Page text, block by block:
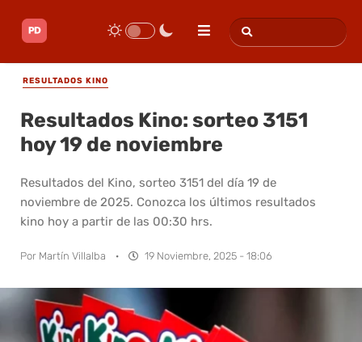
RESULTADOS KINO
Resultados Kino: sorteo 3151
hoy 19 de noviembre
Resultados del Kino, sorteo 3151 del día 19 de
noviembre de 2025. Conozca los últimos resultados
kino hoy a partir de las 00:30 hrs.
Por Martín Villalba · 19 Noviembre, 2025 - 18:06